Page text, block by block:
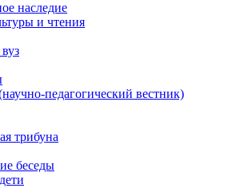
наследие
и чтения
педагогический вестник)
трибуна
беседы